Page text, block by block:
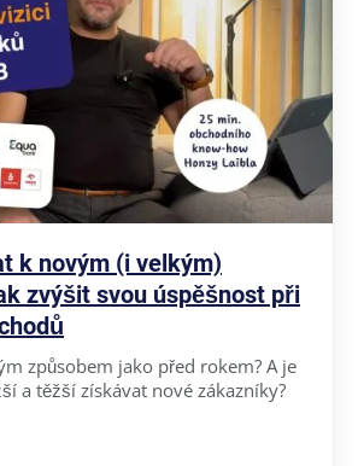
k novým (i velkým)
zvýšit svou úspěšnost při
způsobem jako před rokem? A je
a těžší získávat nové zákazníky?